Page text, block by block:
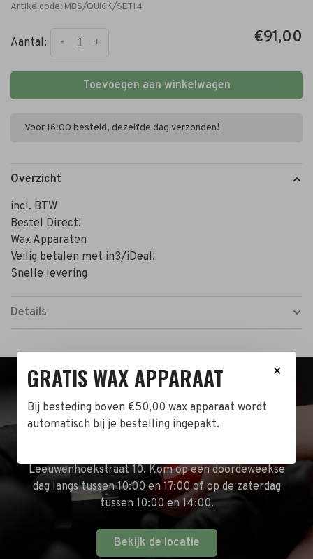
Artikelcode: MBS/QUICK/SET14
Aantal: +
- €91,00
Toevoegen aan winkelwagen
Voor 16:00 besteld, dezelfde dag verzonden!
Overzicht
incl. BTW
Bestel Direct!
Wax Apparaten
Veilig betalen met in3/iDeal!
Snelle levering
Details
BEZOEK DE WINKEL!
Leeuwenhoekstraat 10. Kom op een doordeweekse
dag langs tussen 10:00 en 17:00 of op de zaterdag
tussen 10:00 en 14:00.
Bekijk de locatie
✕
GRATIS WAX APPARAAT
Bij besteding boven €50,00 wax apparaat wordt
automatisch bij je bestelling ingepakt.